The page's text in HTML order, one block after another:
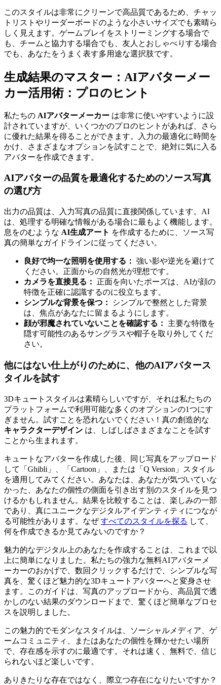
このスタイルは非常にクリーンで高品質であるため、チャッ
トリストやリーダーボードのような小さいサイズでも素晴ら
しく見えます。ゲームプレイをストリーミングする場合で
も、チームと協力する場合でも、友人とおしゃべりする場合
でも、あなたをうまく表す多用途な選択肢です。
生成結果のマスター：AIアバターメー
カー活用術：プロのヒント
私たちの AIアバターメーカー は非常に使いやすいように設
計されていますが、いくつかのプロのヒントがあれば、さら
に優れた結果を得ることができます。入力の最適化に時間を
かけ、さまざまなオプションを試すことで、絶対に気に入る
アバターを作成できます。
AIアバターの品質を最適化するためのソース写真
の選び方
出力の品質は、入力写真の品質に直接関係しています。AI
は、処理する明確な情報がある場合に最もよく機能します。
息をのむような AI生成アート を作成するために、ソース写
真の簡単なガイドラインに従ってください。
良好で均一な照明を使用する： 強い影や逆光を避けて
ください。正面からの自然光が理想です。
カメラを直接見る：
正面を向いたポーズは、AIが顔の
特徴を正確に認識するのに役立ちます。
シンプルな背景を保つ：
シンプルで整然とした背景
は、焦点があなたに留まるようにします。
顔が邪魔されていないことを確認する：
主要な特徴を
隠す可能性のあるサングラスや帽子を取り外してくだ
さい。
他にはない仕上がりのために、他のAIアバタース
タイルを試す
3Dキュートスタイルは素晴らしいですが、それは私たちの
プラットフォームで利用可能な多くのオプションの1つにす
ぎません。試すことを恐れないでください！真の創造的な
キャラクターデザイン は、しばしばさまざまなことを試す
ことから生まれます。
キュートなアバターを作成した後、同じ写真をアップロード
して「Ghibli」、「Cartoon」、または「Q Version」スタイル
を適用してみてください。あなたは、あなたが気づいていな
かった、あなたの個性の側面を引き出す別のスタイルを見つ
けるかもしれません。結果を比較することは、楽しみの一部
であり、真にユニークなデジタルアイデンティティにつなが
る可能性があります。なぜすべてのスタイルを探る して、
何を作成できるか見てみないのですか？
魅力的なデジタル上のあなたを作成することは、これまで以
上に簡単になりました。私たちの強力な無料AIアバターメ
ーカーのおかげで、数回クリックするだけで、シンプルな写
真を、驚くほど魅力的な3Dキュートアバターへと変身させ
ます。このガイドは、写真のアップロードから、高品質で透
かしのない結果のダウンロードまで、驚くほど簡単なプロセ
スを説明しました。
この魅力的でモダンなスタイルは、ソーシャルメディア、ゲ
ームコミュニティ、またはあなたの個性を輝かせたい場所
で、存在感を示すのに最適です。それは速く、無料で、信じ
られないほど楽しいです。
ありきたりな存在ではなく、際立つ存在になりたいですか？